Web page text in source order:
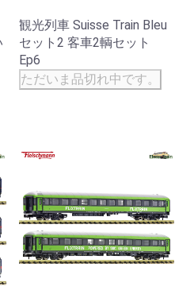
観光列車 Suisse Train Bleu
セット2 客車2輌セット
Ep6
ただいま品切れ中です。